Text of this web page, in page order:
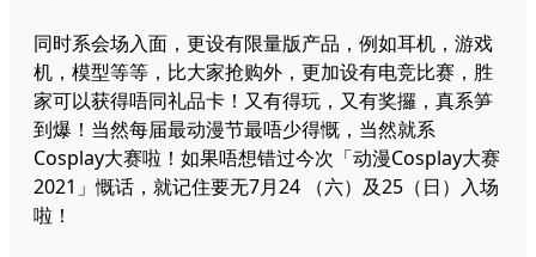
同时系会场入面，更设有限量版产品，例如耳机，游戏
机，模型等等，比大家抢购外，更加设有电竞比赛，胜
家可以获得唔同礼品卡！又有得玩，又有奖攞，真系笋
到爆！当然每届最动漫节最唔少得慨，当然就系
Cosplay大赛啦！如果唔想错过今次「动漫Cosplay大赛
2021」慨话，就记住要无7月24 （六）及25（日）入场
啦！